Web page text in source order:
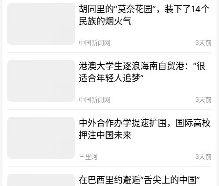
胡同里的“莫奈花园”，装下了14个
民族的烟火气
中国新闻网 3天前
港澳大学生逐浪海南自贸港：“很
适合年轻人追梦”
中国新闻网 3天前
中外合作办学提速扩围，国际高校
押注中国未来
三里河 3天前
在巴西里约邂逅“舌尖上的中国”